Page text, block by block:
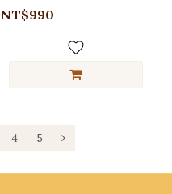
NT$990
4 5